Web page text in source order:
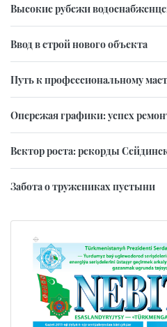
Высокие рубежи
Ввод в строй нового объекта
Путь к профессиональному
Опережая графики: успех
Вектор роста: рекорды
Забота о тружениках пустыни